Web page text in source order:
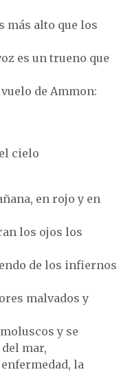
más alto que los
es un trueno que
de Ammon:
cielo
en rojo y en
los ojos los
de los infiernos
malvados y
y se
mar,
la